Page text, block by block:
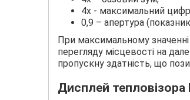
4х - максимальний
0,9 – апертура
При максимальному
перегляду місцевості на
пропускну здатність, що
Дисплей тепловізора